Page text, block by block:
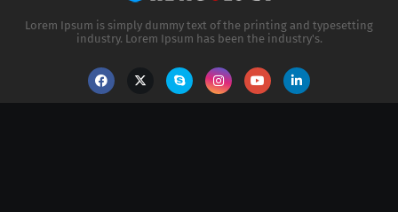
Lorem Ipsum is simply dummy text of the printing and typesetting
industry. Lorem Ipsum has been the industry's.